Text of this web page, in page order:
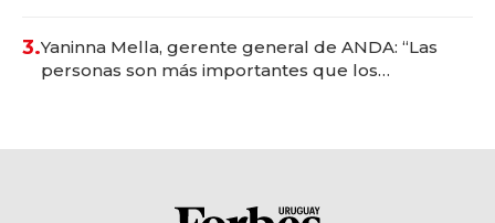
3.Yaninna Mella, gerente general de ANDA: “Las
personas son más importantes que los